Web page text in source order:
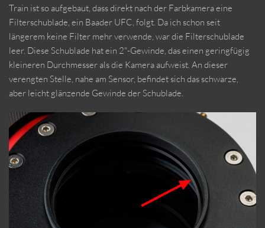
Train ist so aufgebaut, dass direkt nach der Farbkamera eine
Filterschublade, ein Baader UFC, folgt. Da ich schon seit
längerem keine Filter mehr verwende, war die Filterschublade
leer. Diese Schublade hat ein 2"-Gewinde, das einen geringfügig
kleineren Durchmesser als die Kamera aufweist. An dieser
verengten Stelle, nahe am Sensor, befindet sich das schwarze,
aber leicht glänzende Gewinde der Schublade.